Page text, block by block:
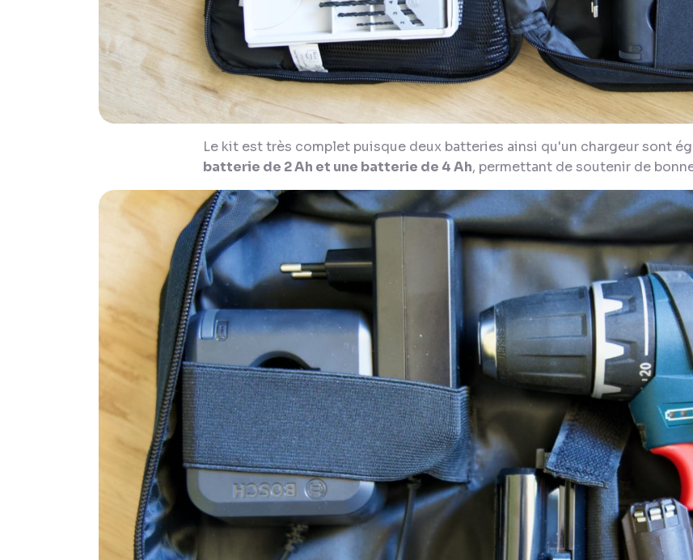
Le kit est très complet puisque deux batteries ainsi qu'un chargeur sont
batterie de 2 Ah et une batterie de 4 Ah, permettant de soutenir de